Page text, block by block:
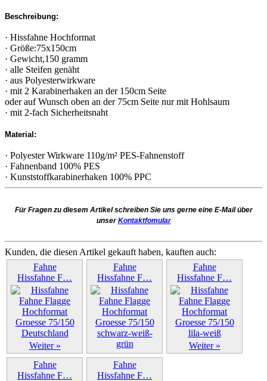
Beschreibung:
· Hissfahne Hochformat
· Größe:75x150cm
· Gewicht,150 gramm
· alle Steifen genäht
· aus Polyesterwirkware
· mit 2 Karabinerhaken an der 150cm Seite
oder auf Wunsch oben an der 75cm Seite nur mit Hohlsaum
· mit 2-fach Sicherheitsnaht
Material:
· Polyester Wirkware 110g/m² PES-Fahnenstoff
· Fahnenband 100% PES
· Kunststoffkarabinerhaken 100% PPC
Für Fragen zu diesem Artikel schreiben Sie uns gerne eine E-Mail über
unserKontaktfomular
Kunden, die diesen Artikel gekauft haben, kauften auch:
Fahne
Hissfahne F…
Weiter »
Fahne
Hissfahne F…
Weiter »
Fahne
Hissfahne F…
Weiter »
Fahne
Hissfahne F…
Fahne
Hissfahne F…